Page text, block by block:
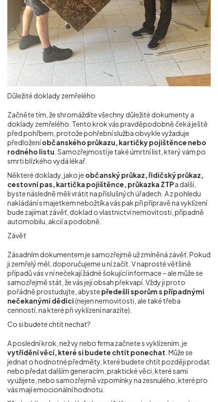
Důležité doklady zemřelého
Začněte tím, že shromáždíte všechny důležité dokumenty a
doklady zemřelého. Tento krok vás pravděpodobně čeká ještě
před pohřbem, protože pohřební služba obvykle vyžaduje
předloženíobčanského průkazu, kartičky pojištěnce nebo
rodného listu . Samozřejmostí je také úmrtní list, který vám po
smrti blízkého vydá lékař.
Některé doklady, jako je občanský průkaz, řidičský průkaz,
cestovní pas, kartička pojištěnce, průkazka ZTPa další,
byste následně měli vrátit na příslušných úřadech. A z pohledu
nakládání s majetkem nebožtíka vás pak při přípravě na vyklízení
bude zajímat závěť, doklad o vlastnictví nemovitosti, případně
automobilu, akcií a podobně.
Závěť
Zásadním dokumentem je samozřejmě už zmíněná závěť. Pokud
ji zemřelý měl, doporučujeme u ní začít. V naprosté většině
případů vás v ní nečekají žádné šokující informace – ale může se
samozřejmě stát, že vás její obsah překvapí. Vždy ji proto
pořádně prostudujte, abyste předešli sporům s případnými
nečekanými dědici(nejen nemovitosti, ale také třeba
cenností, na které při vyklízení narazíte).
Co si budete chtít nechat?
A poslední krok, než vy nebo firma začnete s vyklízením, je
vytřídění věcí, které si budete chtít ponechat . Může se
jednat o hodnotné předměty, které budete chtít později prodat
nebo předat dalším generacím, praktické věci, které sami
využijete, nebo samozřejmě vzpomínky na zesnulého, které pro
vás mají emocionální hodnotu.